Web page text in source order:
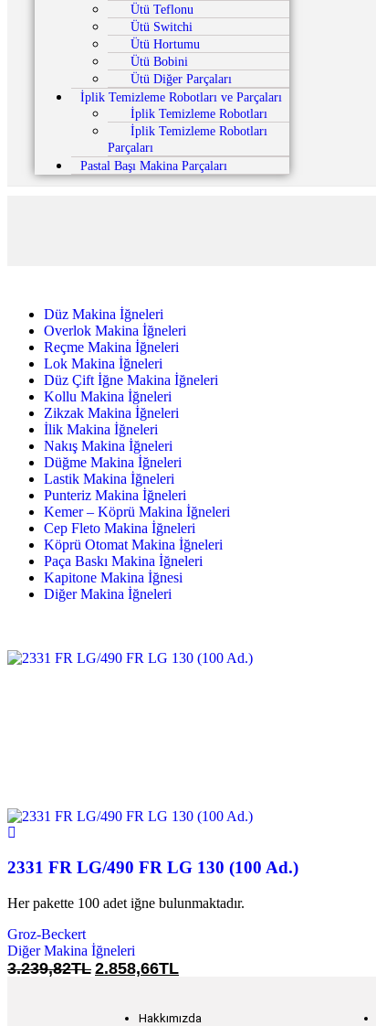
Ütü Teflonu
Ütü Switchi
Ütü Hortumu
Ütü Bobini
Ütü Diğer Parçaları
İplik Temizleme Robotları ve Parçaları
İplik Temizleme Robotları
İplik Temizleme Robotları
Parçaları
Pastal Başı Makina Parçaları
Düz Makina İğneleri
Overlok Makina İğneleri
Reçme Makina İğneleri
Lok Makina İğneleri
Düz Çift İğne Makina İğneleri
Kollu Makina İğneleri
Zikzak Makina İğneleri
İlik Makina İğneleri
Nakış Makina İğneleri
Düğme Makina İğneleri
Lastik Makina İğneleri
Punteriz Makina İğneleri
Kemer – Köprü Makina İğneleri
Cep Fleto Makina İğneleri
Köprü Otomat Makina İğneleri
Paça Baskı Makina İğneleri
Kapitone Makina İğnesi
Diğer Makina İğneleri
2331 FR LG/490 FR LG 130 (100 Ad.)
Her pakette 100 adet iğne bulunmaktadır.
Groz-Beckert
Diğer Makina İğneleri
3.239,82TL 2.858,66TL
Hakkımızda